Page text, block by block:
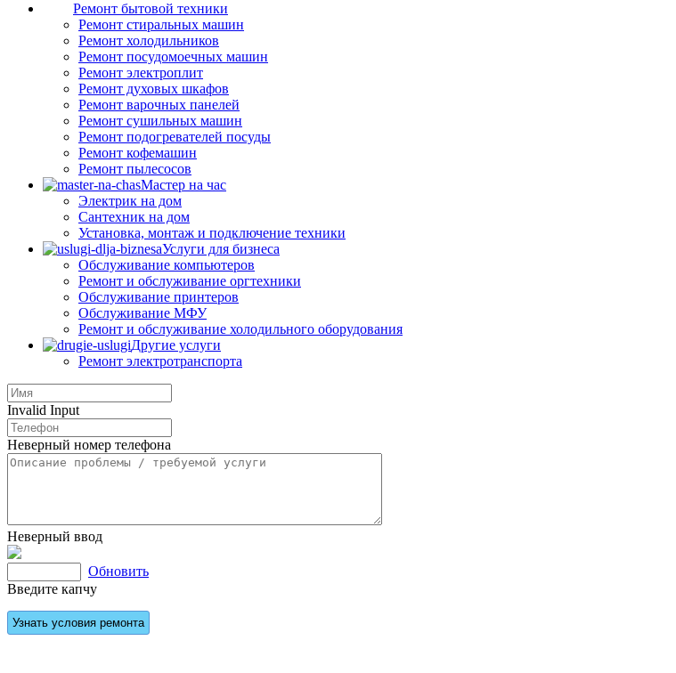
Ремонт бытовой техники
Ремонт стиральных машин
Ремонт холодильников
Ремонт посудомоечных машин
Ремонт электроплит
Ремонт духовых шкафов
Ремонт варочных панелей
Ремонт сушильных машин
Ремонт подогревателей посуды
Ремонт кофемашин
Ремонт пылесосов
Мастер на час
Электрик на дом
Сантехник на дом
Установка, монтаж и подключение техники
Услуги для бизнеса
Обслуживание компьютеров
Ремонт и обслуживание оргтехники
Обслуживание принтеров
Обслуживание МФУ
Ремонт и обслуживание холодильного оборудования
Другие услуги
Ремонт электротранспорта
Invalid Input
Неверный номер телефона
Неверный ввод
Обновить
Введите капчу